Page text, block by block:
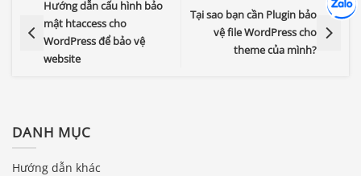
Hướng dẫn cấu hình bảo
mật htaccess cho
WordPress để bảo vệ
website
Tại sao bạn cần Plugin bảo
vệ file WordPress cho
theme của mình?
DANH MỤC
Hướng dẫn khác
Chát